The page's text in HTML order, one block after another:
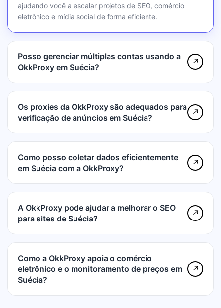
ajudando você a escalar projetos de SEO, comércio
eletrônico e mídia social de forma eficiente.
Posso gerenciar múltiplas contas usando a
OkkProxy em Suécia?
↗
Os proxies da OkkProxy são adequados para
verificação de anúncios em Suécia?
↗
Como posso coletar dados eficientemente
em Suécia com a OkkProxy?
↗
A OkkProxy pode ajudar a melhorar o SEO
para sites de Suécia?
↗
Como a OkkProxy apoia o comércio
eletrônico e o monitoramento de preços em
Suécia?
↗